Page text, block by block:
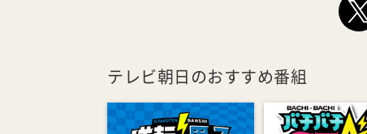
テレビ朝日のおすすめ番組